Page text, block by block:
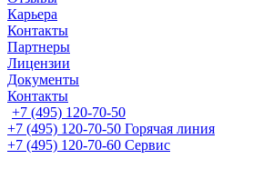
Карьера
Контакты
Партнеры
Лицензии
Документы
Контакты
+7 (495) 120-70-50
+7 (495) 120-70-50 Горячая линия
+7 (495) 120-70-60 Сервис